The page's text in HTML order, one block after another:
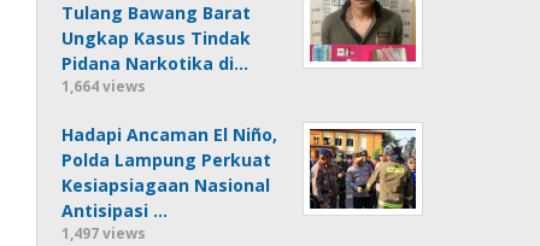
Tulang Bawang Barat
Ungkap Kasus Tindak
Pidana Narkotika di…
1,664 views
Hadapi Ancaman El Niño,
Polda Lampung Perkuat
Kesiapsiagaan Nasional
Antisipasi …
1,497 views